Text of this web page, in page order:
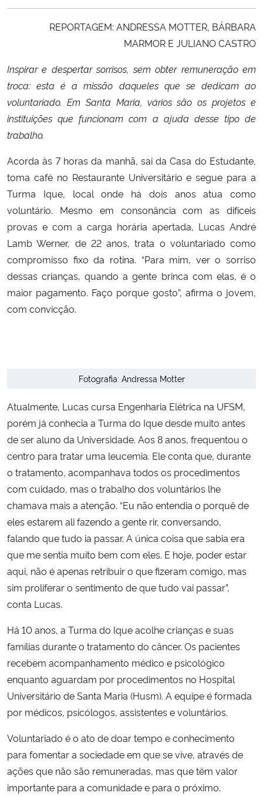
Ministério da Cidadania
Ministério de Minas e Energia
Ministério da Ciência, Tecnologia, Inovações e Comunicações
Ministério do Meio Ambiente
Ministério do Turismo
Ministério do Desenvolvimento Regional
Controladoria-Geral da União
Ministério da Mulher, da Família e dos Direitos Humanos
Secretaria-Geral
Advocacia-Geral da União
Banco Central do Brasil
Planalto
REPORTAGEM: ANDRESSA MOTTER, BÁRBARA
MARMOR E JULIANO CASTRO
Inspirar e despertar sorrisos, sem obter remuneração em
troca: esta é a missão daqueles que se dedicam ao
voluntariado. Em Santa Maria, vários são os projetos e
instituições que funcionam com a ajuda desse tipo de
trabalho.
Acorda às 7 horas da manhã, sai da Casa do Estudante,
toma café no Restaurante Universitário e segue para a
Turma Ique, local onde há dois anos atua como
voluntário. Mesmo em consonância com as difíceis
provas e com a carga horária apertada, Lucas André
Lamb Werner, de 22 anos, trata o voluntariado como
compromisso fixo da rotina. “Para mim, ver o sorriso
dessas crianças, quando a gente brinca com elas, é o
maior pagamento. Faço porque gosto”, afirma o jovem,
com convicção.
Fotografia: Andressa Motter
Atualmente, Lucas cursa Engenharia Elétrica na UFSM,
porém já conhecia a Turma do Ique desde muito antes
de ser aluno da Universidade. Aos 8 anos, frequentou o
centro para tratar uma leucemia. Ele conta que, durante
o tratamento, acompanhava todos os procedimentos
com cuidado, mas o trabalho dos voluntários lhe
chamava mais a atenção. “Eu não entendia o porquê de
eles estarem ali fazendo a gente rir, conversando,
falando que tudo ia passar. A única coisa que sabia era
que me sentia muito bem com eles. E hoje, poder estar
aqui, não é apenas retribuir o que fizeram comigo, mas
sim proliferar o sentimento de que tudo vai passar”,
conta Lucas.
Há 10 anos, a Turma do Ique acolhe crianças e suas
famílias durante o tratamento do câncer. Os pacientes
recebem acompanhamento médico e psicológico
enquanto aguardam por procedimentos no Hospital
Universitário de Santa Maria (Husm). A equipe é formada
por médicos, psicólogos, assistentes e voluntários.
Voluntariado é o ato de doar tempo e conhecimento
para fomentar a sociedade em que se vive, através de
ações que não são remuneradas, mas que têm valor
importante para a comunidade e para o próximo.